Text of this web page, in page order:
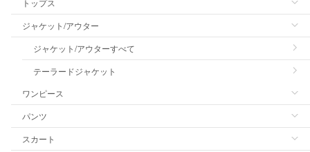
ジャケット/アウター
ジャケット/アウターすべて
テーラードジャケット
ワンピース
パンツ
スカート